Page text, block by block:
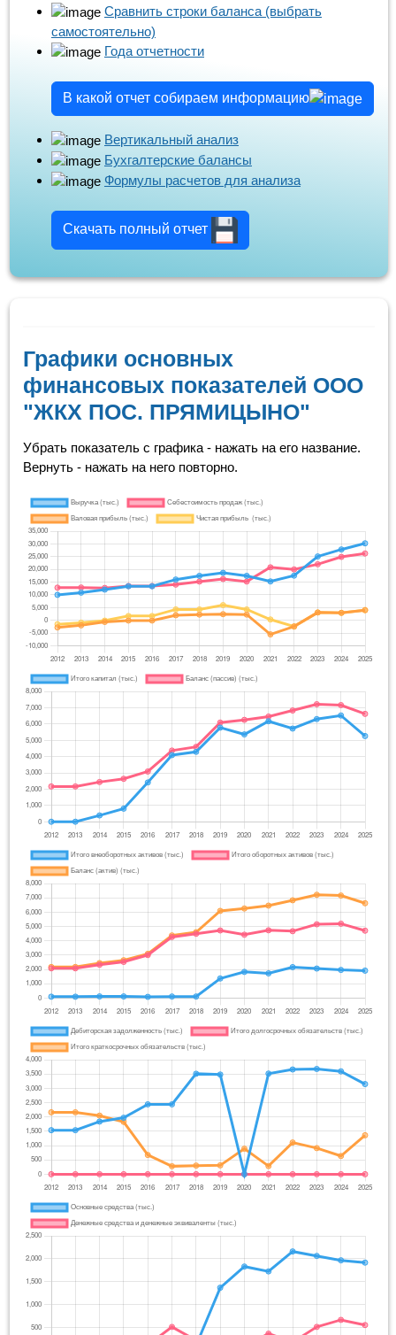
Сравнить строки баланса (выбрать
самостоятельно)
Года отчетности
В какой отчет собираем информацию
Вертикальный анализ
Бухгалтерские балансы
Формулы расчетов для анализа
Скачать полный отчет
Графики основных
финансовых показателей ООО
"ЖКХ ПОС. ПРЯМИЦЫНО"
Убрать показатель с графика - нажать на его название.
Вернуть - нажать на него повторно.